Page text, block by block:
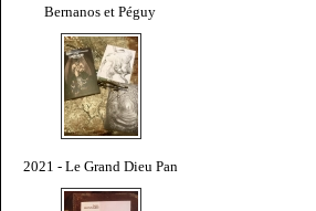
Bernanos et Péguy
2021 - Le Grand Dieu Pan